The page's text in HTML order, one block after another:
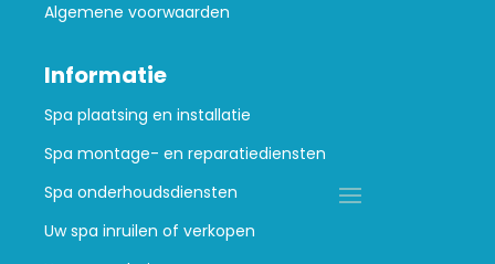
Algemene voorwaarden
Informatie
Spa plaatsing en installatie
Spa montage- en reparatiediensten
Spa onderhoudsdiensten
Uw spa inruilen of verkopen